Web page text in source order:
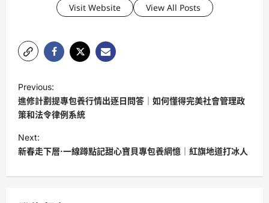
Visit Website View All Posts
o
s
t
n
a
Previous:
進修計劃提專包養行情出逐日問答｜如何懂得完美社會管理政
策和法令律例系統
Next:
新春走下層·一線蹲點記甜心寶貝專包養網憶｜紅旗地道打冰人